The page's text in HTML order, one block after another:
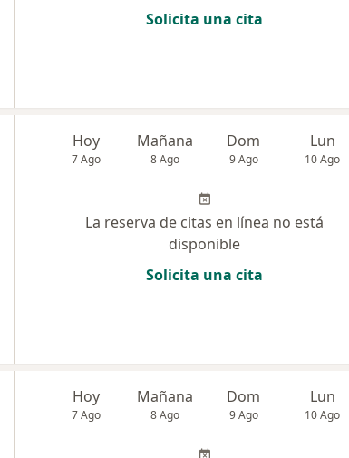
Solicita una cita
Hoy
7 Ago
Mañana
8 Ago
Dom
9 Ago
Lun
10 Ago
La reserva de citas en línea no está
disponible
Solicita una cita
Hoy
7 Ago
Mañana
8 Ago
Dom
9 Ago
Lun
10 Ago